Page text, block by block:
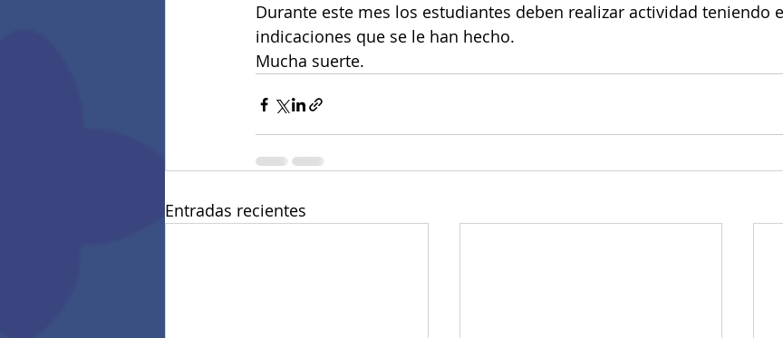
Durante este mes los estudiantes deben realizar actividad teniendo
indicaciones que se le han hecho.
Mucha suerte.
Entradas recientes